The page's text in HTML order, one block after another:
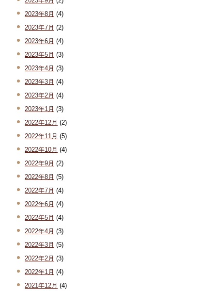
2023年8月 (4)
2023年7月 (2)
2023年6月 (4)
2023年5月 (3)
2023年4月 (3)
2023年3月 (4)
2023年2月 (4)
2023年1月 (3)
2022年12月 (2)
2022年11月 (5)
2022年10月 (4)
2022年9月 (2)
2022年8月 (5)
2022年7月 (4)
2022年6月 (4)
2022年5月 (4)
2022年4月 (3)
2022年3月 (5)
2022年2月 (3)
2022年1月 (4)
2021年12月 (4)